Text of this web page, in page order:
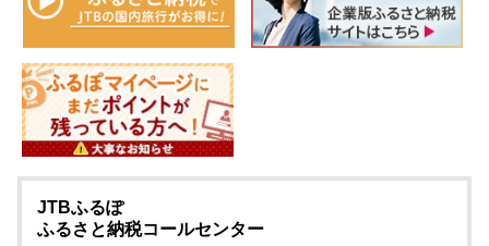
JTBふるぽ
ふるさと納税コールセンター